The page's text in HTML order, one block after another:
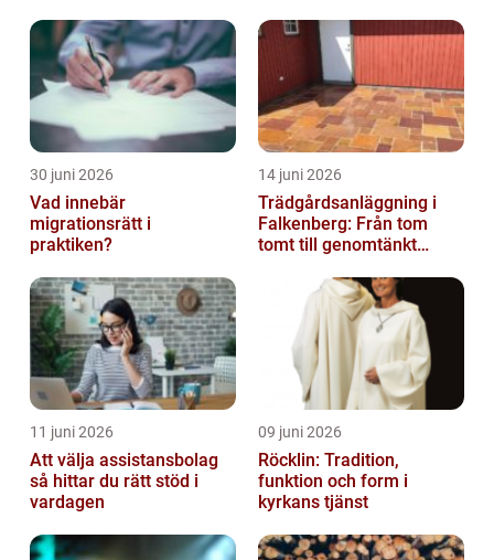
30 juni 2026
Vad innebär
migrationsrätt i
praktiken?
14 juni 2026
Trädgårdsanläggning i
Falkenberg: Från tom
tomt till genomtänkt
11 juni 2026
Att välja assistansbolag
så hittar du rätt stöd i
vardagen
09 juni 2026
Röcklin: Tradition,
funktion och form i
kyrkans tjänst